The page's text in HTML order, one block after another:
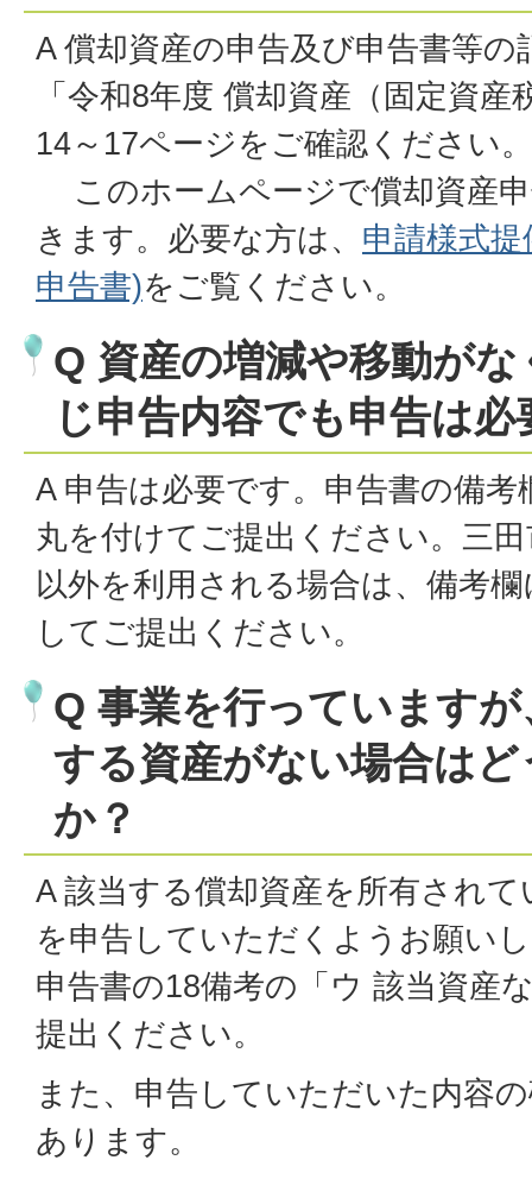
A 償却資産の申告及び申告書等
「令和8年度 償却資産（固定資
14～17ページをご確認ください。
このホームページで償却資産
きます。必要な方は、 申請様式
申告書)をご覧ください。
Q 資産の増減や移動が
じ申告内容でも申告は
A 申告は必要です。申告書の備
丸を付けてご提出ください。三
以外を利用される場合は、備考
してご提出ください。
Q 事業を行っています
する資産がない場合は
か？
A 該当する償却資産を所有され
を申告していただくようお願い
申告書の18備考の「ウ 該当資産
提出ください。
また、申告していただいた内容
あります。